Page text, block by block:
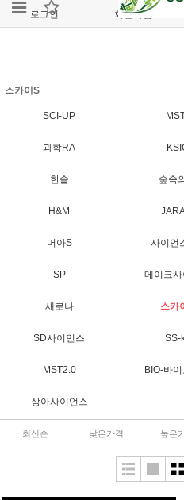
로그인 회원가입
스카이S
SCI-UP
과학RA
한솔 숲속
H&M
머아S 사이언
SP 메이크
새로나 스카
SD사이언스 SS-
MST2.0 BIO-바
상아사이언스
최신순 낮은가격 높은